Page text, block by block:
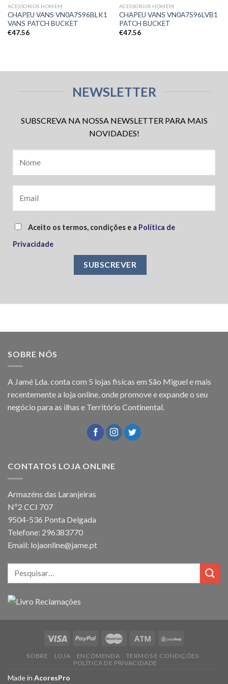
ACESSORIOS HOMEM
CHAPEU VANS VN0A7S96BLK1
VANS PATCH BUCKET
€47.56
ACESSORIOS HOMEM
CHAPEU VANS VN0A7S96LVB1
PATCH BUCKET
€47.56
NEWSLETTER
SUBSCREVA NA NOSSA NEWSLETTER PARA MAIS
NOVIDADES!
Aceito os termos, condições e a Política de
Privacidade
SOBRE NÓS
A Jamé Lda. conta com 5 lojas fisícas em São Miguel e mais
recentemente a loja online, onde promove e expande o seu
negócio para as ilhas e Território Continental.
CONTATOS LOJA ONLINE
Armazéns das Laranjeiras
Nº2 CCI 707
9504-536 Ponta Delgada
Telefone: 296383770
Email: lojaonline@jame.pt
SOBRE LOJA ENCOMENDA
TERMOS E CONDIÇÕES
POLÍTICA DE PRIVACIDADE
Made in AcoresPro